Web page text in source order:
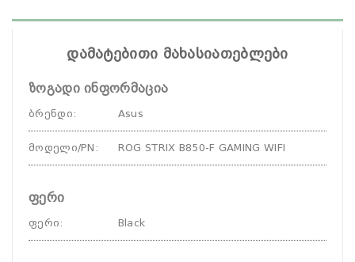
დამატებითი მახასიათებლები
ზოგადი ინფორმაცია
ბრენდი: Asus
მოდელი/PN : ROG STRIX B850-F GAMING WIFI
ფერი
ფერი: Black